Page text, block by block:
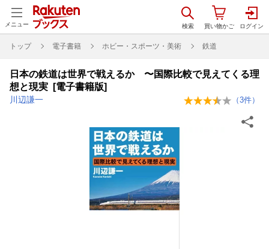
メニュー
トップ 電子書籍 ホビー・スポーツ・美術 鉄道
日本の鉄道は世界で戦えるか 〜国際比較で見えてくる理
想と現実 [電子書籍版]
川辺謙一 （3件）